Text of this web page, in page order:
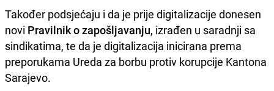
Također podsjećaju i da je prije digitalizacije donesen
novi Pravilnik o zapošljavanju, izrađen u saradnji sa
sindikatima, te da je digitalizacija inicirana prema
preporukama Ureda za borbu protiv korupcije Kantona
Sarajevo.